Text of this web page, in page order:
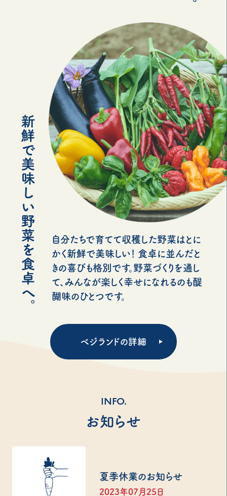
自分たちで育てて収穫した野菜はとに
かく新鮮で美味しい！ 食卓に並んだと
きの喜びも格別です。野菜づくりを通し
て、みんなが楽しく幸せになれるのも醍
醐味のひとつです。
ベジランドの詳細
INFO.
お知らせ
夏季休業のお知らせ
2023年07月25日